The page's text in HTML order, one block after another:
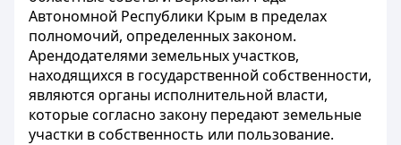
Автономной Республики Крым в пределах
полномочий, определенных законом.
Арендодателями земельных участков,
находящихся в государственной собственности,
являются органы исполнительной власти,
которые согласно закону передают земельные
участки в собственность или пользование.